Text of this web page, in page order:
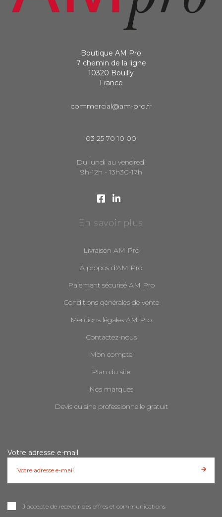
Boutique AM Pro
7 chemin de la ligne
10320 Bouilly
France
commercial@am-pro.fr
03 25 70 10 00
Du lundi au vendredi
9h-12h - 13h30-17h
En savoir plus
Livraison AM Pro
A propos d'AM Pro
Paiement sécurisé AM Pro
Conditions générales de vente
Mentions légales AM Pro
Contactez-nous
Mon compte
Plan du site
Nos marques
Devis cuisine professionnelle gratuit
Votre adresse e-mail
J'accepte de recevoir des offres et communications